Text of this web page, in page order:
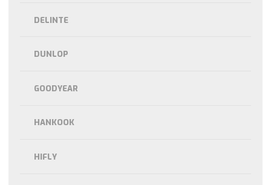
DELINTE
DUNLOP
GOODYEAR
HANKOOK
HIFLY